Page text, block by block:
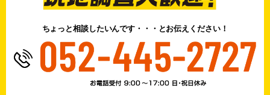
ちょっと相談したいんです・・・とお伝えください！